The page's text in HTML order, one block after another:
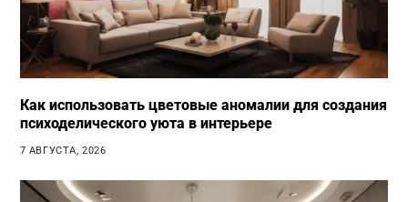
Как использовать цветовые аномалии для создания
психоделического уюта в интерьере
7 АВГУСТА, 2026